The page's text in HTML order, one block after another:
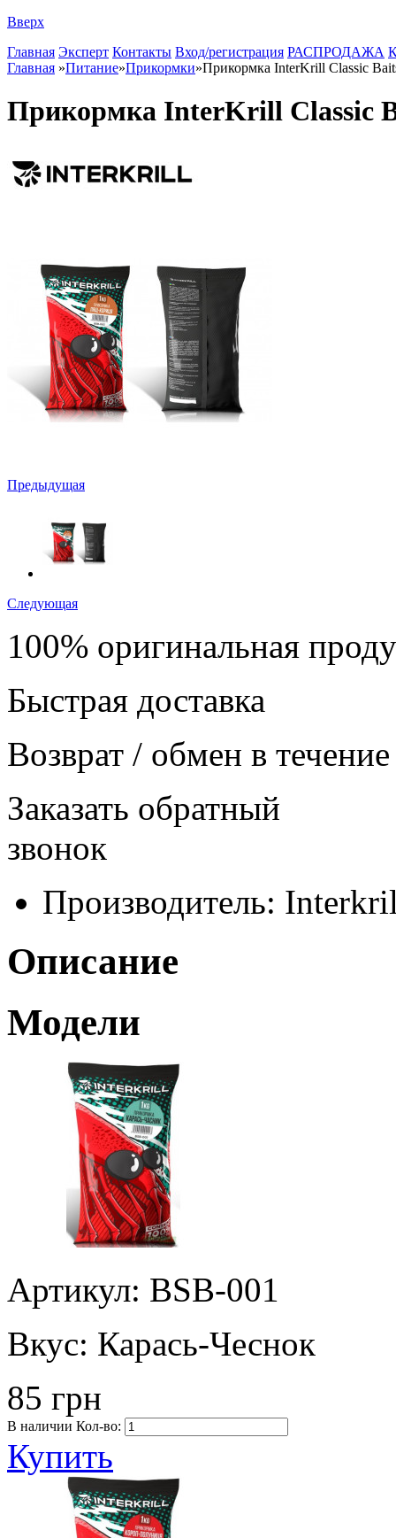
Вверх
Главная Эксперт Контакты Вход/регистрация РАСПРОДАЖА
Главная »Питание»Прикормки»Прикормка InterKrill Classic
Прикормка InterKrill Classic
Предыдущая
Следующая
100% оригинальная
Быстрая доставка
Возврат / обмен в
Заказать обратный
звонок
Производитель:
Описание
Модели
Артикул: BSB-001
Вкус: Карась-Чеснок
85 грн
В наличии Кол-во:
Купить